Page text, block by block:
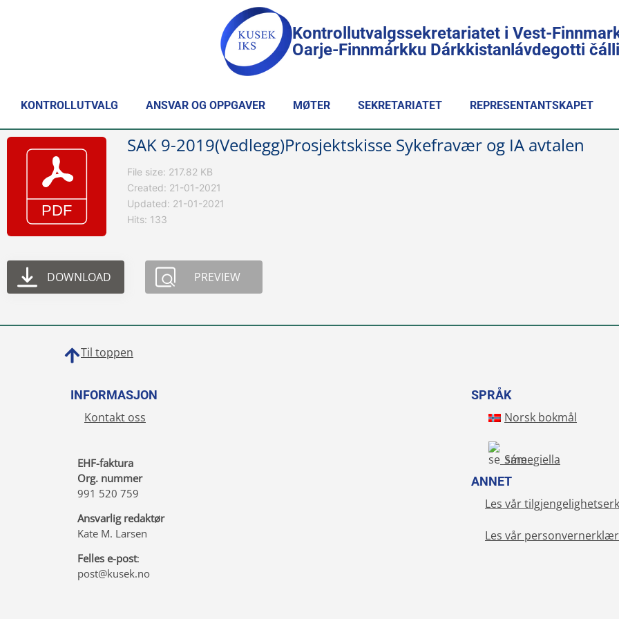
Kontrollutvalgssekretariatet i Vest-
Oarje-Finnmárkku Dárkkistanlávdegotti
KONTROLLUTVALG ANSVAR OG OPPGAVER MØTER SEKRETARIATET REPRESENTANTSKAPET
SAK 9-2019(Vedlegg)Prosjektskisse Sykefravær og IA avtalen
File size: 217.82 KB
Created: 21-01-2021
Updated: 21-01-2021
Hits: 133
DOWNLOAD PREVIEW
Til toppen
INFORMASJON
Kontakt oss
EHF-faktura
Org. nummer
991 520 759
Ansvarlig redaktør
Kate M. Larsen
Felles e-post:
post@kusek.no
SPRÅK
Norsk bokmål
Sámegiella
ANNET
Les vår
Les vår